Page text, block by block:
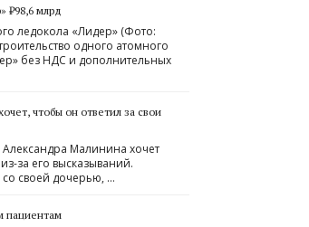
₽98,6 млрд
ледокола «Лидер» (Фото:
одного атомного
без НДС и дополнительных
чтобы он ответил за свои
Александра Малинина хочет
за его высказываний.
своей дочерью, …
пациентам